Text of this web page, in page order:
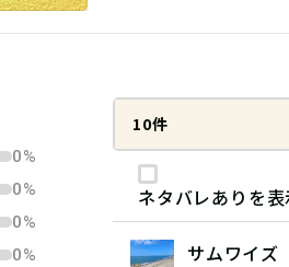
0%
0%
0%
0%
10件
ネタバレありを表
サムワイズ